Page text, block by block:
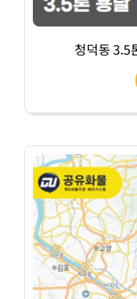
청덕동 3.5